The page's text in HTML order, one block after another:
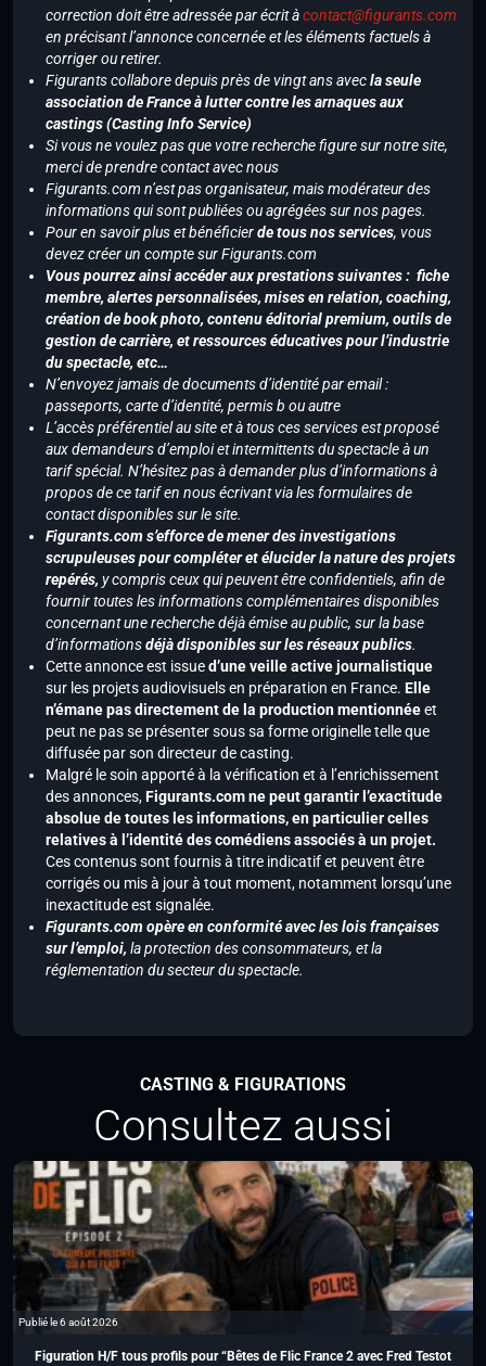
correction doit être adressée par écrit àcontact@figurants.com
en précisant l’annonce concernée et les éléments factuels à
corriger ou retirer.
Figurants collabore depuis près de vingt ans avecla seule
association de France à lutter contre les arnaques aux
castings (Casting Info Service)
Si vous ne voulez pas que votre recherche figure sur notre site,
merci de prendre contact avec nous
Figurants.com n’est pas organisateur, mais modérateur des
informations qui sont publiées ou agrégées sur nos pages.
Pour en savoir plus et bénéficierde tous nos services, vous
devez créer un compte sur Figurants.com
Vous pourrez ainsi accéder aux prestations suivantes : fiche
membre, alertes personnalisées, mises en relation, coaching,
création de book photo, contenu éditorial premium, outils de
gestion de carrière, et ressources éducatives pour l’industrie
du spectacle, etc…
N’envoyez jamais de documents d’identité par email :
passeports, carte d’identité, permis b ou autre
L’accès préférentiel au site et à tous ces services est proposé
aux demandeurs d’emploi et intermittents du spectacle à un
tarif spécial. N’hésitez pas à demander plus d’informations à
propos de ce tarif en nous écrivant via les formulaires de
contact disponibles sur le site.
Figurants.com s’efforce de mener des investigations
scrupuleuses pour compléter et élucider la nature des projets
repérés, y compris ceux qui peuvent être confidentiels, afin de
fournir toutes les informations complémentaires disponibles
concernant une recherche déjà émise au public, sur la base
d’informationsdéjà disponibles sur les réseaux publics.
Cette annonce est issued’une veille active journalistique
sur les projets audiovisuels en préparation en France. Elle
n’émane pas directement de la production mentionnéeet
peut ne pas se présenter sous sa forme originelle telle que
diffusée par son directeur de casting.
Malgré le soin apporté à la vérification et à l’enrichissement
des annonces,Figurants.com ne peut garantir l’exactitude
absolue de toutes les informations, en particulier celles
relatives à l’identité des comédiens associés à un projet.
Ces contenus sont fournis à titre indicatif et peuvent être
corrigés ou mis à jour à tout moment, notamment lorsqu’une
inexactitude est signalée.
Figurants.com opère en conformité avec les lois françaises
sur l’emploi, la protection des consommateurs, et la
réglementation du secteur du spectacle.
CASTING & FIGURATIONS
Consultez aussi
Publié le 6 août 2026
Figuration H/F tous profils pour “Bêtes de Flic France 2 avec Fred Testot